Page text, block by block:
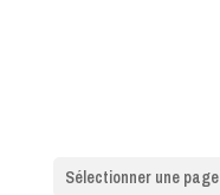
Sélectionner une page